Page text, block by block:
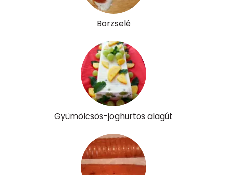
Retinol - A vitamin:
Likopin
0 micro
Borzselé
Gyümölcsös-joghurtos alagút